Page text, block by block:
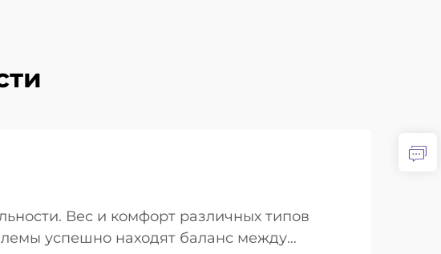
Вес и комфорт различных типов
успешно находят баланс между